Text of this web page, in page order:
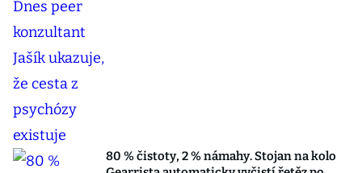
80 % čistoty, 2 % námahy. Stojan na kolo